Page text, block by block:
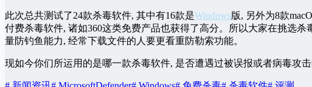
此次总共测试了24款杀毒软件, 其中有16款是Windows版, 另外为8款
付费杀毒软件, 诸如360这类免费产品也获得了高分。所以大家在挑选
量防钓鱼能力, 经常下载文件的人要更看重防勒索功能。
现如今你们所运用的是哪一款杀毒软件, 是否遭遇过被误报或者病毒攻